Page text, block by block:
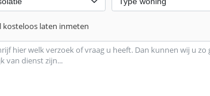
kosteloos laten inmeten